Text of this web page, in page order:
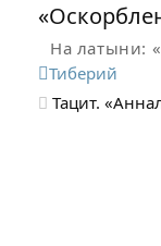
На латыни:
Тиберий
Тацит.